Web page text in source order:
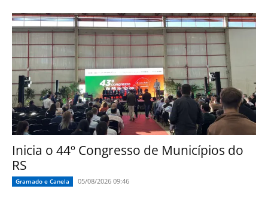
Inicia o 44º Congresso de Municípios do
RS
Gramado e Canela 05/08/2026 09:46